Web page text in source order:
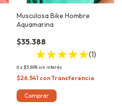
Musculosa Bike Hombre
Aquamarina
$35.388
(1)
6x $5.898 sin interés
$26.541 conTransferencia
Comprar